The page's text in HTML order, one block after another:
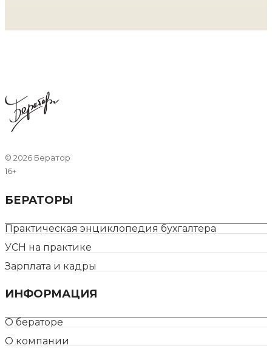
© 2026 Бератор
16+
БЕРАТОРЫ
Практическая энциклопедия бухгалтера
УСН на практике
Зарплата и кадры
ИНФОРМАЦИЯ
О бераторе
О компании